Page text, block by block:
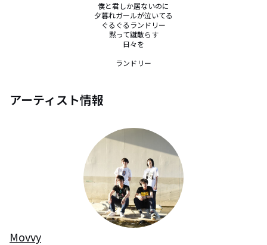
僕と君しか居ないのに
夕暮れガールが泣いてる
ぐるぐるランドリー
黙って蹴散らす
日々を
ランドリー
アーティスト情報
Movvy